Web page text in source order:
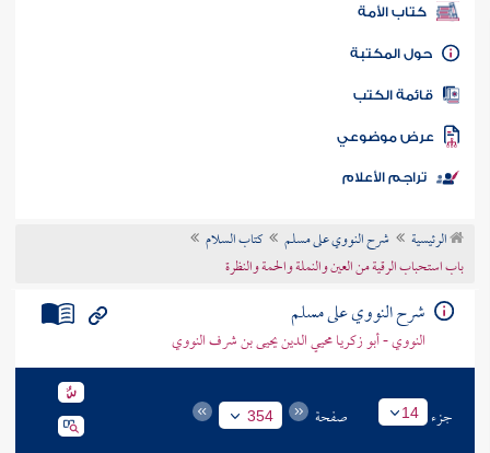
كتاب الأمة
المكتبة
الكتب
موضوعي
تراجم الأعلام
الرئيسية شرح النووي على مسلم
كتاب السلام
باب استحباب الرقية من العين والنملة والحمة والنظرة
شرح النووي على مسلم
النووي - أبو زكريا محيي الدين يحيى بن شرف النووي
جزء 14 صفحة 354